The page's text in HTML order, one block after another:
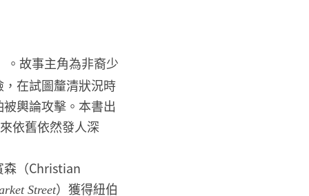
。故事主角為非裔少
在試圖釐清狀況時
輿論攻擊。本書出
依舊依然發人深
森（Christian
Street）獲得紐伯